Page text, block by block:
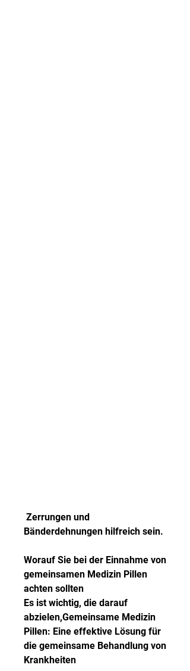
Bänderdehnungen hilfreich sein.
Worauf Sie bei der Einnahme von
gemeinsamen Medizin Pillen
achten sollten
Es ist wichtig, die darauf
abzielen,Gemeinsame Medizin
Pillen: Eine effektive Lösung für
die gemeinsame Behandlung von
Krankheiten